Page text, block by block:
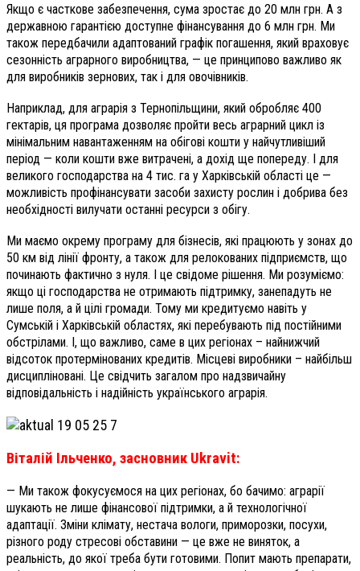
Якщо є часткове забезпечення, сума зростає до 20 млн грн. А з
державною гарантією доступне фінансування до 6 млн грн. Ми
також передбачили адаптований графік погашення, який враховує
сезонність аграрного виробництва, — це принципово важливо як
для виробників зернових, так і для овочівників.
Наприклад, для аграрія з Тернопільщини, який обробляє 400
гектарів, ця програма дозволяє пройти весь аграрний цикл із
мінімальним навантаженням на обігові кошти у найчутливіший
період — коли кошти вже витрачені, а дохід ще попереду. І для
великого господарства на 4 тис. га у Харківській області це —
можливість профінансувати засоби захисту рослин і добрива без
необхідності вилучати останні ресурси з обігу.
Ми маємо окрему програму для бізнесів, які працюють у зонах до
50 км від лінії фронту, а також для релокованих підприємств, що
починають фактично з нуля. І це свідоме рішення. Ми розуміємо:
якщо ці господарства не отримають підтримку, занепадуть не
лише поля, а й цілі громади. Тому ми кредитуємо навіть у
Сумській і Харківській областях, які перебувають під постійними
обстрілами. І, що важливо, саме в цих регіонах – найнижчий
відсоток протермінованих кредитів. Місцеві виробники – найбільш
дисципліновані. Це свідчить загалом про надзвичайну
відповідальність і надійність українського аграрія.
Віталій Ільченко, засновник Ukravit:
— Ми також фокусуємося на цих регіонах, бо бачимо: аграрії
шукають не лише фінансової підтримки, а й технологічної
адаптації. Зміни клімату, нестача вологи, приморозки, посухи,
різного роду стресові обставини — це вже не виняток, а
реальність, до якої треба бути готовими. Попит мають препарати,